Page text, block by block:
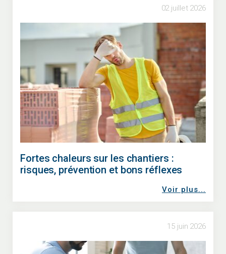
02 juillet 2026
Fortes chaleurs sur les chantiers :
risques, prévention et bons réflexes
Voir plus...
15 juin 2026